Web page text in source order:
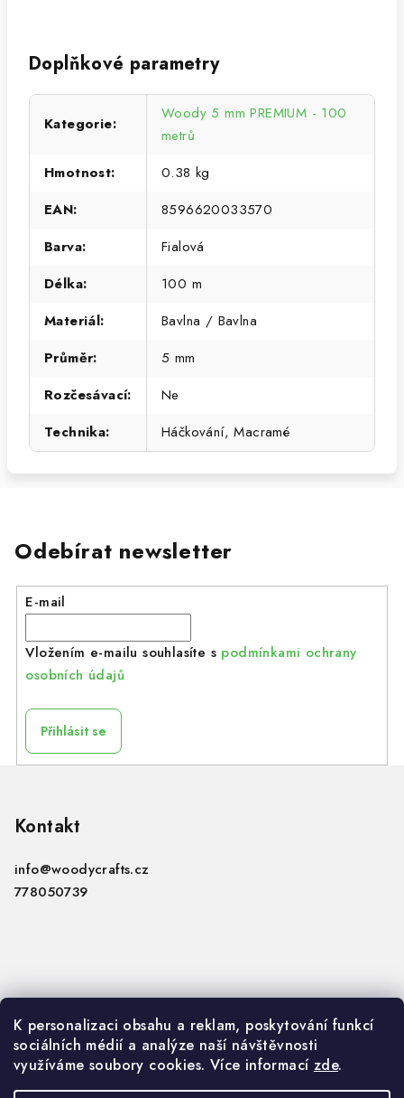
K personalizaci obsahu a reklam, poskytování funkcí
sociálních médií a analýze naší návštěvnosti
využíváme soubory cookies. Více informací zde.
Doplňkové parametry
Kategorie:
Woody 5 mm PREMIUM - 100
metrů
Hmotnost:
0.38 kg
EAN:
8596620033570
Barva:
Fialová
Délka:
100 m
Materiál:
Bavlna / Bavlna
Průměr:
5 mm
Rozčesávací:
Ne
Technika: Háčkování, Macramé
Odebírat newsletter
E-mail
Vložením e-mailu souhlasíte s podmínkami ochrany
osobních údajů
Přihlásit se
Kontakt
info@woodycrafts.cz
778050739
VOP
GDPR